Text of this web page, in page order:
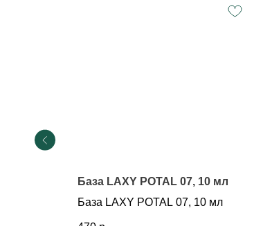
База LAXY POTAL 07, 10 мл
База LAXY POTAL 07, 10 мл